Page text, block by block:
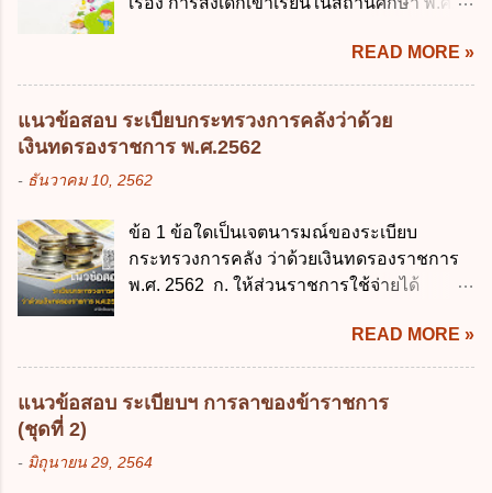
พัฒนารัฐบาลดิจิทัลโดยตำแหน่ง ม...
ข้อมูลส่วนบุคคล พ.ศ. 2562 ใช้บังคับตั้งแต่วัน
2562 ค. 28 พฤษภาคม 2562 ง. 29
พฤษภาคม 2562 ข้อ 4 "บุคคลหรือนิติบุคคล
ซึ่งมีอำนาจหน้าที่ตัดสินใจเกี่ยวกับการเก็บ
รวบรวม ใช้ หรือเปิดเผยข้อมูลส่วนบุคคล" คือ
พนักงานเจ้าหน้าที่ ง. ไม่มีข้อใดถูกต้อง ข้อ 5 ผู้
มีอำนาจแต่งตั้งพนักงานเจ้าหน้าที่ตามพระ
ราชบัญญัติคุ้มครองข้อมูลส่วนบุคคล พ.ศ.
เรื่อง หลักเกณฑ์และวิธีการปฏิบัติสำหรับผู้ที่
มิใช่ผู้ปกครองซึ่งมีเด็กที่มีอายุในเกณฑ์การ
ศึกษาภาคบังคับอาศัยอยู่" ออกตามความใน
มีสาระสำคัญดังนี้ 1. คำว่า "เด็ก" หมายถึง เด็ก
เว้นแต่เด็กที่สอบได้ชั้นปีที่ 9 ของการศึกษา
ภาคบังคับแล้ว 2. ผู้ปกครอง คือ 2.1 บิดา
มารดา 2.2 บิดาหรือมารดา ซึ่งเป็นผู้ใช้
กฎหมายแพ่งและพาณิชย์ 2.4 บุคคลที่เด็ก
อยู่ด้วยเป็นประจำหรือที่เด็กอยู่รับใช้การงาน
3. ผู้ปกครองดังกล่าว มีหน้าที่ ส่งเด็กเข้าเรียน
READ MORE »
แนวข้อสอบ ระเบียบกระทรวงการคลังว่าด้วย
เงินทดรองราชการ พ.ศ.2562
- ธันวาคม 10, 2562
ข้อ 1 ข้อใดเป็นเจตนารมณ์ของระเบียบ
กระทรวงการคลัง ว่าด้วยเงินทดรองราชการ
พ.ศ. 2562 ก. ให้ส่วนราชการใช้จ่ายได้
ส่วนราชการมีเงินทดรองราชการเพื่อรองจ่าย
ตามข้อผูกพันในการกู้เงินจากต่างประเทศ ค.
รองรับการปฏิบัติงานด้านการเงินการคลังตาม
สามารถรอการเบิกเงินจากงบประมาณได้ ข้อ
READ MORE »
แนวข้อสอบ ระเบียบฯ การลาของข้าราชการ
(ชุดที่ 2)
- มิถุนายน 29, 2564